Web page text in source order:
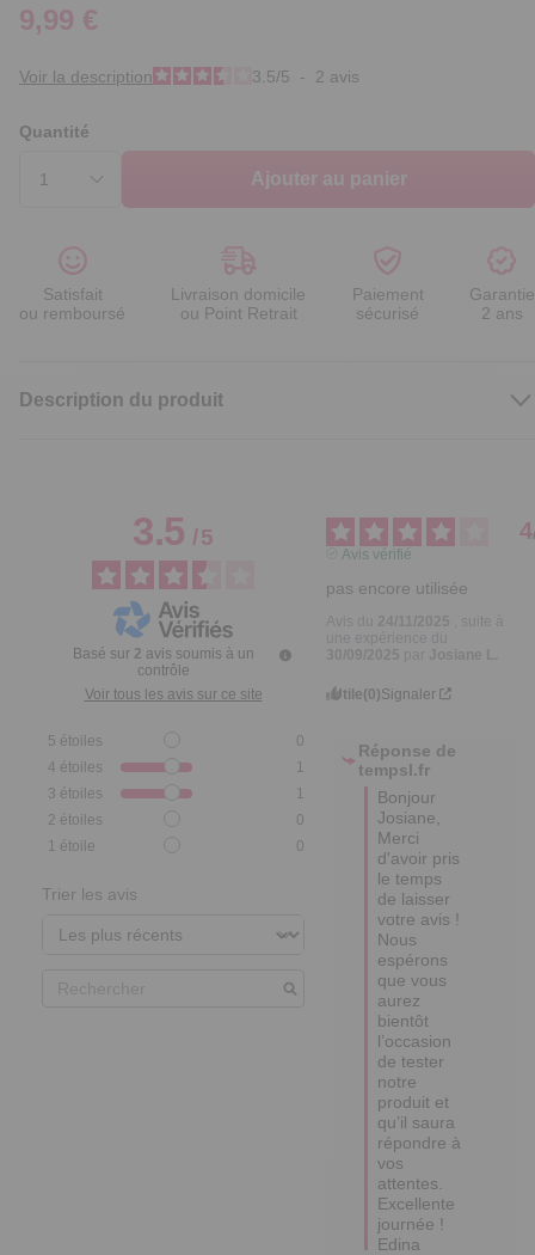
9,99 €
Voir la description 3.5/5 - 2 avis
Quantité
Ajouter au panier
Satisfait
ou remboursé
Livraison domicile
ou Point Retrait
Paiement
sécurisé
Garantie
2 ans
Description du produit
3.5/5
Basé sur 2 avis soumis à un
contrôle
Voir tous les avis sur ce site
5 étoiles
0
4 étoiles
1
3 étoiles
1
2 étoiles
0
1 étoile 0
Trier les avis
4
Avis vérifié
pas encore utilisée
Utile(0)Signaler
Réponse de
tempsl.fr
Bonjour
Josiane,
Merci
d'avoir pris
le temps
de laisser
votre avis !
Nous
espérons
que vous
aurez
bientôt
l’occasion
de tester
notre
produit et
qu’il saura
répondre à
vos
attentes.
Excellente
journée !
Edina